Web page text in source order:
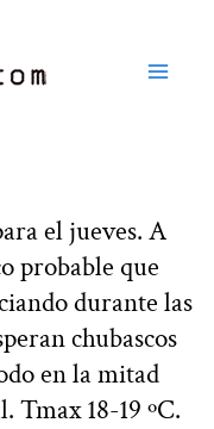
el jueves. A
probable que
durante las
chubascos
en la mitad
18-19 ºC.